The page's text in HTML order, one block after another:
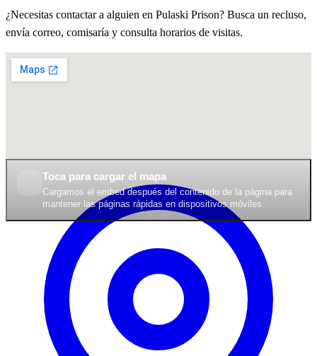
¿Necesitas contactar a alguien en Pulaski Prison? Busca un recluso,
envía correo, comisaría y consulta horarios de visitas.
Toca para cargar el mapa
Cargamos el embed después del contenido de la página para
mantener las páginas rápidas en dispositivos móviles.